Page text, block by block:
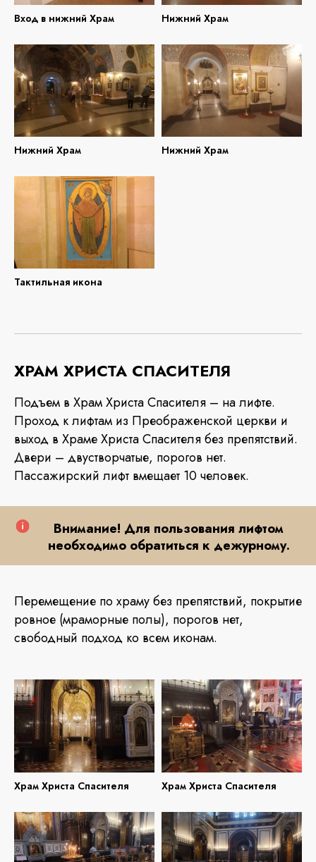
Вход в нижний Храм Нижний Храм
Нижний Храм Нижний Храм
Тактильная икона
ХРАМ ХРИСТА СПАСИТЕЛЯ
Подъем в Храм Христа Спасителя – на лифте.
Проход к лифтам из Преображенской церкви и
выход в Храме Христа Спасителя без препятствий.
Двери – двустворчатые, порогов нет.
Пассажирский лифт вмещает 10 человек.
Внимание! Для пользования лифтом
необходимо обратиться к дежурному.
Перемещение по храму без препятствий, покрытие
ровное (мраморные полы), порогов нет,
свободный подход ко всем иконам.
Храм Христа Спасителя Храм Христа Спасителя